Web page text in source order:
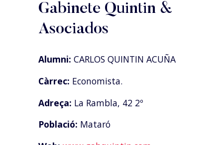
Gabinete Quintin &
Asociados
Alumni: CARLOS QUINTIN ACUÑA
Càrrec: Economista.
Adreça: La Rambla, 42 2º
Població: Mataró